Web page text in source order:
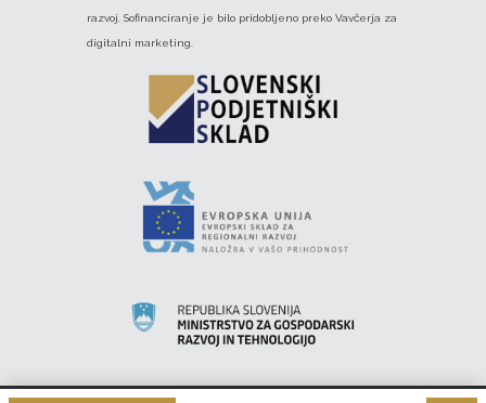
razvoj. Sofinanciranje je bilo pridobljeno preko Vavčerja za
digitalni marketing.